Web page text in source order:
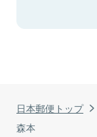
日本郵便トップ
森本